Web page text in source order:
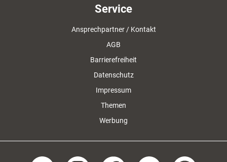
Service
Ansprechpartner / Kontakt
AGB
Barrierefreiheit
Datenschutz
Impressum
Themen
Werbung